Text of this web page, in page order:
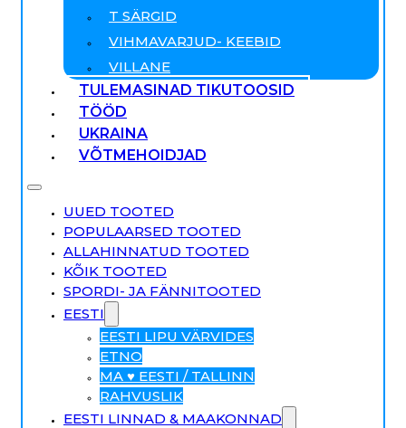
T SÄRGID
VIHMAVARJUD- KEEBID
VILLANE
TULEMASINAD TIKUTOOSID
TÖÖD
UKRAINA
VÕTMEHOIDJAD
UUED TOOTED
POPULAARSED TOOTED
ALLAHINNATUD TOOTED
KÕIK TOOTED
SPORDI- JA FÄNNITOOTED
EESTI
EESTI LIPU VÄRVIDES
ETNO
MA ♥ EESTI / TALLINN
RAHVUSLIK
EESTI LINNAD & MAAKONNAD